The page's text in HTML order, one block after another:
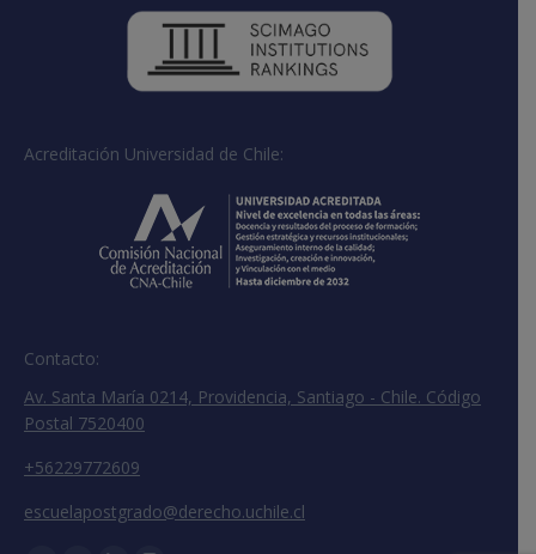
Acreditación Universidad de Chile:
Contacto:
Av. Santa María 0214, Providencia, Santiago - Chile. Código
Postal 7520400
+56229772609
escuelapostgrado@derecho.uchile.cl